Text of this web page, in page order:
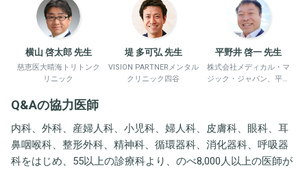
横山 啓太郎 先生
慈恵医大晴海トリトンク
リニック
堤 多可弘 先生
VISION PARTNERメンタル
クリニック四谷
平野井 啓一 先生
株式会社メディカル・マ
ジック・ジャパン、平野
Q&Aの協力医師
内科、外科、産婦人科、小児科、婦人科、皮膚科、眼科、耳
鼻咽喉科、整形外科、精神科、循環器科、消化器科、呼吸器
科をはじめ、55以上の診療科より、のべ8,000人以上の医師が